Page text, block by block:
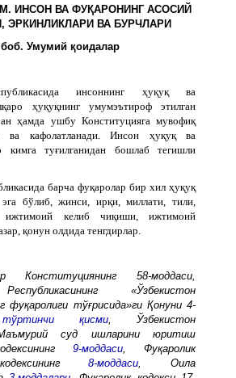
ИНСОН ВА ФУҚАРОНИНГ АСОСИЙ
ЭРКИНЛИКЛАРИ ВА БУРЧЛАРИ
Умумий қоидалар
инсоннинг ҳуқуқ ва
ҳуқуқнинг умумэътироф этилган
ҳамда ушбу Конституцияга мувофиқ
ва кафолатланади. Инсон ҳуқуқ ва
кимга туғилганидан бошлаб тегишли
барча фуқаролар бир хил ҳуқуқ
эга бўлиб, жинси, ирқи, миллати, тили,
ижтимоий келиб чиқиши, ижтимоий
қонун олдида тенгдирлар.
Конституциянинг 58-моддаси,
«Ўзбекистон
фуқаролиги тўғрисида»ги Қонуни 4-
тўртинчи қисми, Ўзбекистон
Маъмурий суд ишларини юритиш
9-моддаси, Фуқаролик
8-моддаси, Оила